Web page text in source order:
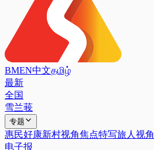
BMEN中文தமிழ்
最新
全国
雪兰莪
专题
惠民好康新村视角焦点特写旅人视角
电子报